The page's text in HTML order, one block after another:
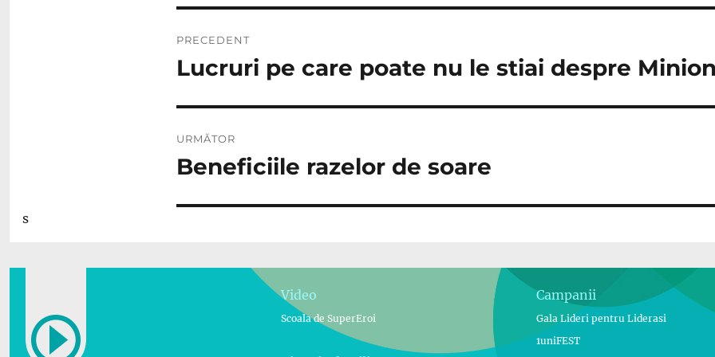
în
PRECEDENT
Articolul
Lucruri pe care poate nu le stiai despre
URMĂTOR
Articolul
Beneficiile razelor de soare
s
Video
Scoala de SuperEroi
Campanii
Gala Lideri pentru Liderasi
1uniFEST